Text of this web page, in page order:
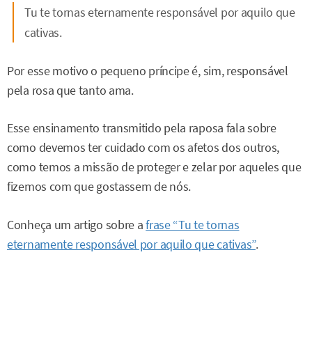
Tu te tornas eternamente responsável por aquilo que
cativas.
Por esse motivo o pequeno príncipe é, sim, responsável
pela rosa que tanto ama.
Esse ensinamento transmitido pela raposa fala sobre
como devemos ter cuidado com os afetos dos outros,
como temos a missão de proteger e zelar por aqueles que
fizemos com que gostassem de nós.
Conheça um artigo sobre afrase “Tu te tornas
eternamente responsável por aquilo que cativas”.